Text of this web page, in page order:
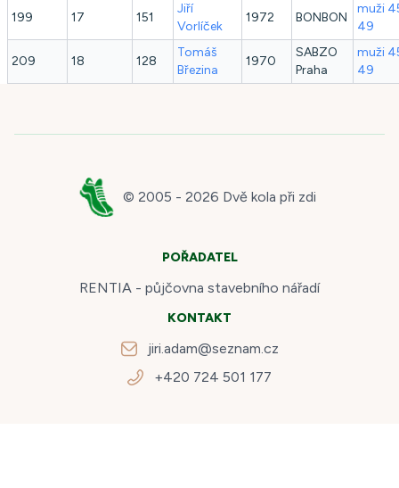
199 17 151
Jiří
Vorlíček
1972 BONBON
muži
49
209 18 128
Tomáš
Březina
1970
SABZO
Praha
muži
49
© 2005 - 2026 Dvě kola při zdi
POŘADATEL
RENTIA - půjčovna stavebního nářadí
KONTAKT
jiri.adam@seznam.cz
+420 724 501 177